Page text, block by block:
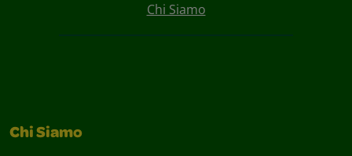
Chi Siamo
Chi Siamo